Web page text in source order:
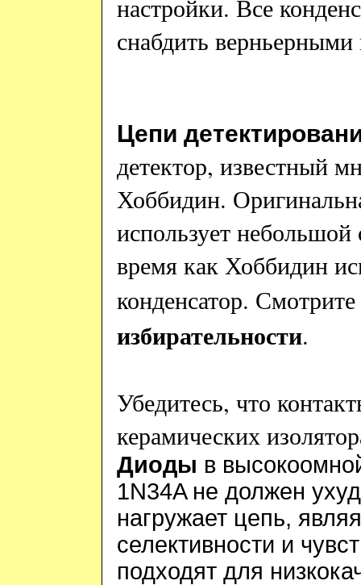
настройки. Все
снабдить
Цепи
детектор, известный
Хоббидин.
использует небольшой
время как Хоббидин
конденсатор.
избирательности.
Убедитесь, что
керамических
Диоды в
1N34A не должен
нагружает цепь,
селективности и
подходят для